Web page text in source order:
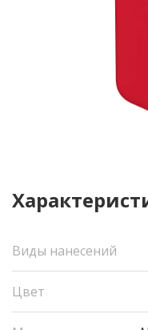
Виды нанесений
Цвет